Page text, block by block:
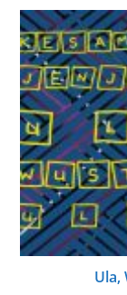
Ula,